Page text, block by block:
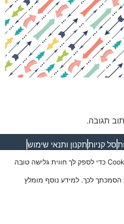
תגובה.
סל קניותתקנון ותנאי שימוש
אתר זה עושה שימוש בקבצי Cookies כדי לספק לך חווית גלישה טובה
לכך. למידע נוסף מומלץ